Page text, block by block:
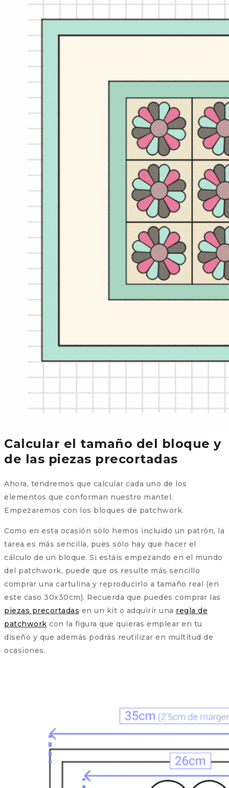
Calcular el tamaño del bloque y
de las piezas precortadas
Ahora, tendremos que calcular cada uno de los
elementos que conforman nuestro mantel.
Empezaremos con los bloques de patchwork.
Como en esta ocasión sólo hemos incluido un patrón, la
tarea es más sencilla, pues sólo hay que hacer el
cálculo de un bloque. Si estáis empezando en el mundo
del patchwork, puede que os resulte más sencillo
comprar una cartulina y reproducirlo a tamaño real (en
este caso 30x30cm). Recuerda que puedes comprar las
piezas precortadas en un kit o adquirir una regla de
patchwork con la figura que quieras emplear en tu
diseño y que además podrás reutilizar en multitud de
ocasiones.